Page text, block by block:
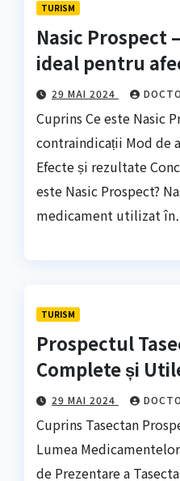
TURISM
Nasic Prospect
ideal pentru
29 MAI 2024
Cuprins Ce este Nasic
contraindicații Mod de
Efecte și rezultate
este Nasic Prospect?
medicament utilizat
TURISM
Prospectul
Complete și
29 MAI 2024
Cuprins Tasectan
Lumea
de Prezentare a